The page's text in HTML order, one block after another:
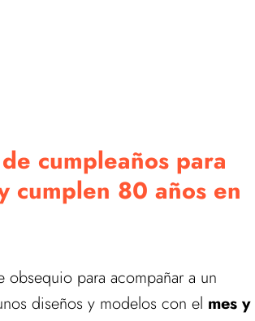
cumpleaños para
80 años en
obsequio para acompañar a un
diseños y modelos con el mes y